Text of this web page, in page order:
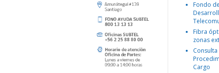
Fondo
Fibra
zonas
Consulta
Cargo